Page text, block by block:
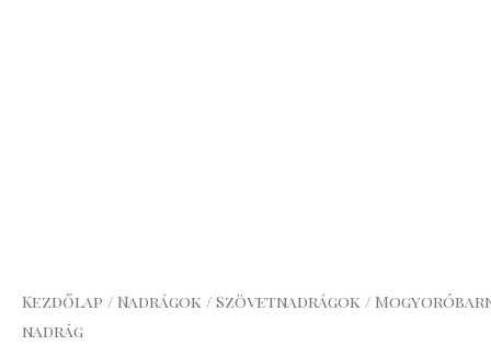
Kezdőlap / Nadrágok / Szövetnadrágok /
nadrág